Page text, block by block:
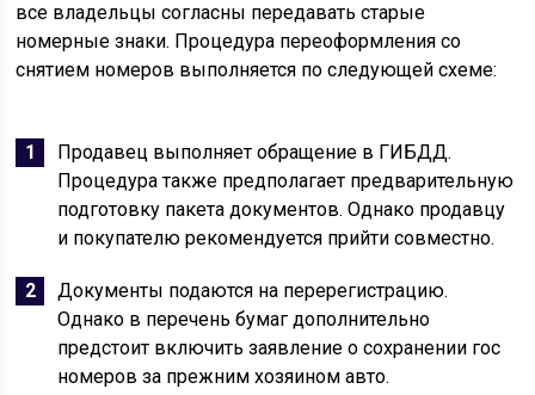
все владельцы согласны передавать старые
номерные знаки. Процедура переоформления со
снятием номеров выполняется по следующей схеме:
Продавец выполняет обращение в ГИБДД.
Процедура также предполагает предварительную
подготовку пакета документов. Однако продавцу
и покупателю рекомендуется прийти совместно.
Документы подаются на перерегистрацию.
Однако в перечень бумаг дополнительно
предстоит включить заявление о сохранении гос
номеров за прежним хозяином авто.